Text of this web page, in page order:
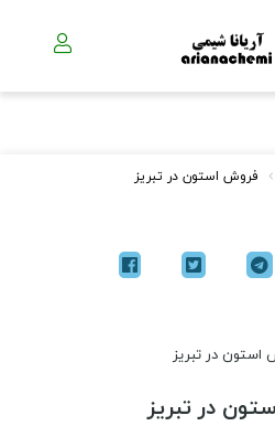
فروش استون در تبریز
استون در تبریز
در تبریز